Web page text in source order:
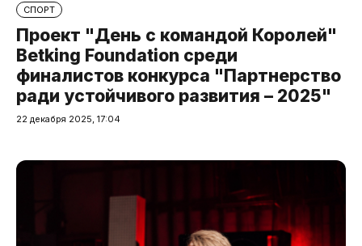
СПОРТ
Проект "День с командой Королей"
Betking Foundation среди
финалистов конкурса "Партнерство
ради устойчивого развития – 2025"
22 декабря 2025, 17:04